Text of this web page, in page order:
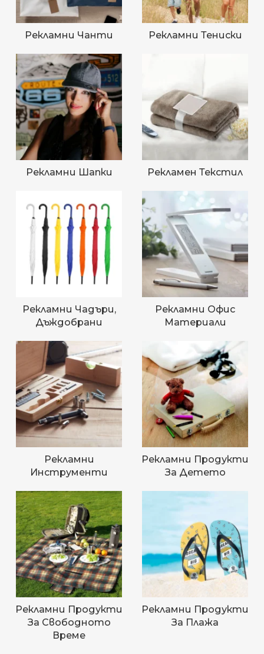
Рекламни Чанти Рекламни Тениски
Рекламни Шапки Рекламен Текстил
Рекламни Чадъри,
Дъждобрани
Рекламни Офис
Материали
Рекламни
Инструменти
Рекламни Продукти
За Детето
Рекламни Продукти
За Свободното
Време
Рекламни Продукти
За Плажа